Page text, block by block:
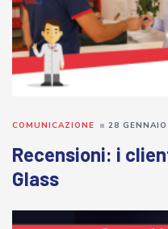
Recensioni: i
Glass
COMUNICAZIONE 28